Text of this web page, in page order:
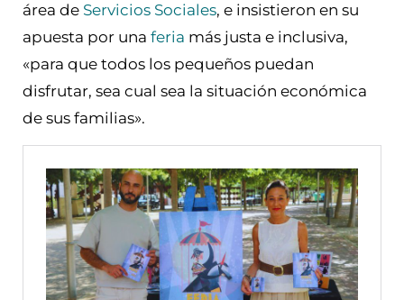
área de Servicios Sociales, e insistieron en su
apuesta por una feria más justa e inclusiva,
«para que todos los pequeños puedan
disfrutar, sea cual sea la situación económica
de sus familias».